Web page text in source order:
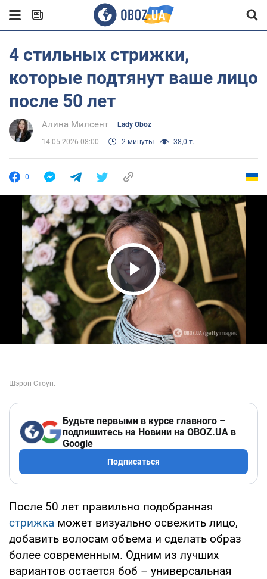
4 стильных стрижки,
которые подтянут ваше лицо
после 50 лет
Алина Милсент Lady Oboz
14.05.2026 08:00 2 минуты 38,0 т.
0
Play Video
Будьте первыми в курсе главного –
подпишитесь на Новини на OBOZ.UA в
Google
Подписаться
После 50 лет правильно подобранная
стрижка может визуально освежить лицо,
добавить волосам объема и сделать образ
более современным. Одним из лучших
вариантов остается боб – универсальная